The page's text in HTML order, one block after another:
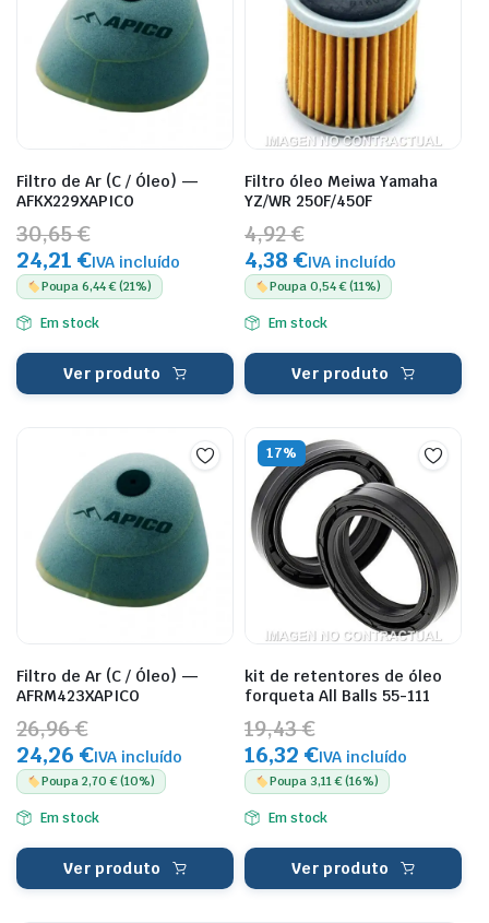
Filtro de Ar (C / Óleo) —
AFKX229XAPICO
30,65 €
24,21 €IVA incluído
Poupa 6,44 € (21%)
Em stock
Ver produto
Filtro óleo Meiwa Yamaha
YZ/WR 250F/450F
4,92 €
4,38 €IVA incluído
Poupa 0,54 € (11%)
Em stock
Ver produto
Filtro de Ar (C / Óleo) —
AFRM423XAPICO
26,96 €
24,26 €IVA incluído
Poupa 2,70 € (10%)
Em stock
Ver produto
17%
kit de retentores de óleo
forqueta All Balls 55-111
19,43 €
16,32 €IVA incluído
Poupa 3,11 € (16%)
Em stock
Ver produto